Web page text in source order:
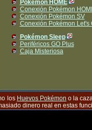
Pokémon HOME
Conexión Pokémon
Conexión Pokémon SV
Conexión Pokémon Let's
Pokémon Sleep
Periféricos GO Plus
Caja Misteriosa
los Huevos Pokémon o la
dinero real en estas